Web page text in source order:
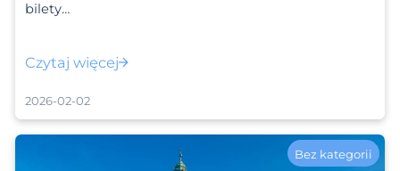
bilety…
Czytaj więcej
2026-02-02
Bez kategorii